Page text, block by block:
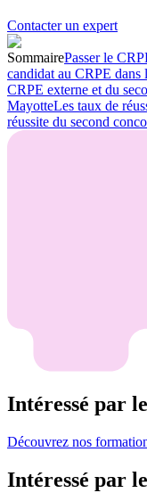
Contacter un expert
SommairePasser le
candidat au CRPE dans
CRPE externe et du
MayotteLes taux de
réussite du second
Intéressé par
Découvrez nos
Intéressé par